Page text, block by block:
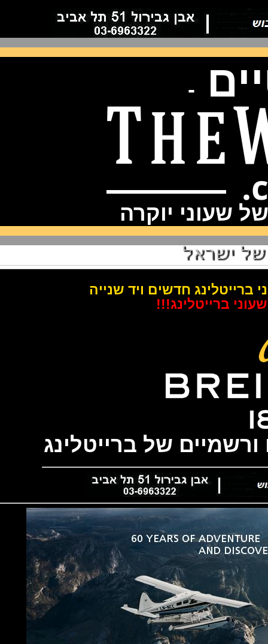
-
יוקרה
חדשים ויד שנייה
ברייטלינג!!!
של ברייטלינג